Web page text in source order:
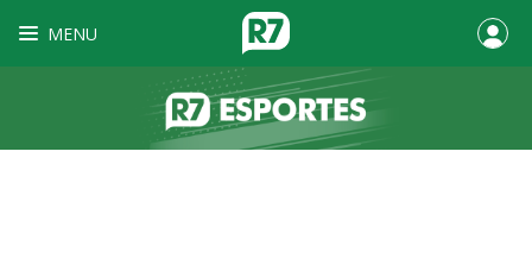
MENU